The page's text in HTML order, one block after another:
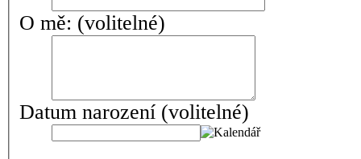
O mě: (volitelné)
Datum narození (volitelné)